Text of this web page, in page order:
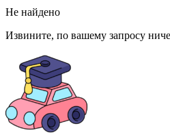
Не найдено
Извините, по вашему запросу